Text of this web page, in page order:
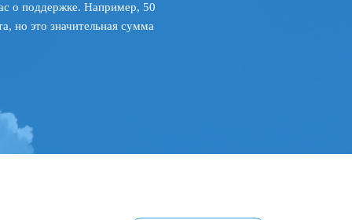
о поддержке. Например, 50
но это значительная сумма